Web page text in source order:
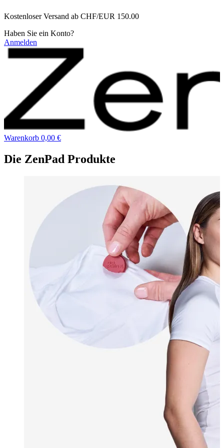
Inhalt
Kostenloser Versand ab CHF/EUR 150.00
Haben Sie ein Konto?
Anmelden
Warenkorb 0,00 €
Die ZenPad Produkte